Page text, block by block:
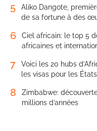
5
Aliko Dangote,
de sa fortune à des
6
Ciel africain: le top 5
africaines et
7
Voici les 20 hubs
les visas pour les
8
Zimbabwe:
millions d’années